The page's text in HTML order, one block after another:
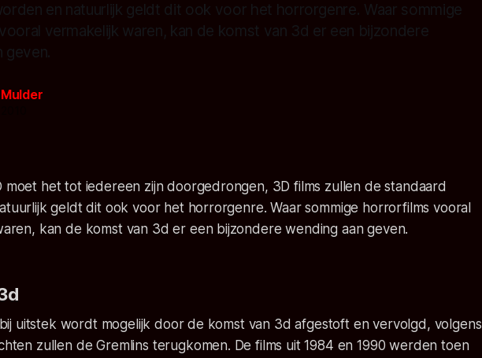
en natuurlijk geldt dit ook voor het horrorgenre. Waar sommige
vermakelijk waren, kan de komst van 3d er een bijzondere
geven.
moet het tot iedereen zijn doorgedrongen, 3D films zullen de standaard
geldt dit ook voor het horrorgenre. Waar sommige horrorfilms vooral
kan de komst van 3d er een bijzondere wending aan geven.
uitstek wordt mogelijk door de komst van 3d afgestoft en vervolgd, volgens
zullen de Gremlins terugkomen. De films uit 1984 en 1990 werden toen